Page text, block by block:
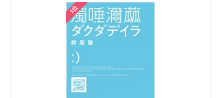
1位